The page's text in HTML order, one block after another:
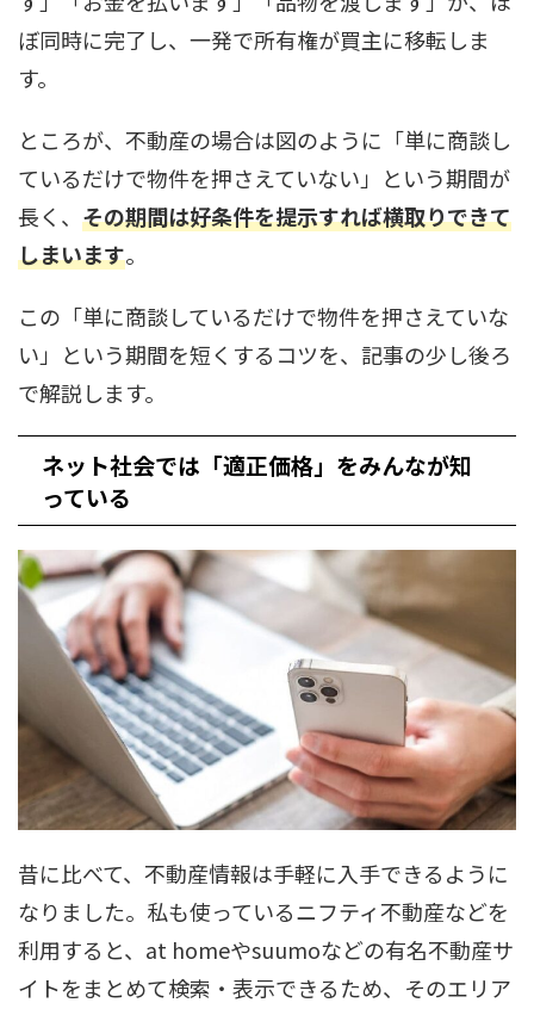
ぼ同時に完了し、一発で所有権が買主に移転しま
す。
ところが、不動産の場合は図のように「単に商談し
ているだけで物件を押さえていない」という期間が
長く、 その期間は好条件を提示すれば横取りできて
しまいます。
この「単に商談しているだけで物件を押さえていな
い」という期間を短くするコツを、記事の少し後ろ
で解説します。
ネット社会では「適正価格」をみんなが知
っている
昔に比べて、不動産情報は手軽に入手できるように
なりました。私も使っているニフティ不動産などを
利用すると、at homeやsuumoなどの有名不動産サ
イトをまとめて検索・表示できるため、そのエリア